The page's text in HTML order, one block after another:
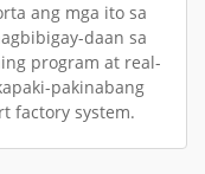
ang mga ito sa
daan sa
program at real-
pakinabang
factory system.